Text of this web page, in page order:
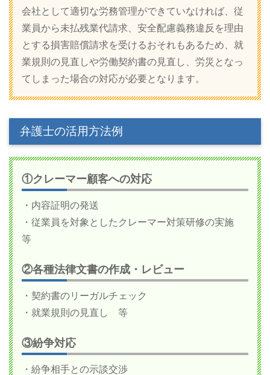
会社として適切な労務管理ができていなければ、従
業員から未払残業代請求、安全配慮義務違反を理由
とする損害賠償請求を受けるおそれもあるため、就
業規則の見直しや労働契約書の見直し、労災となっ
てしまった場合の対応が必要となります。
弁護士の活用方法例
①クレーマー顧客への対応
・内容証明の発送
・従業員を対象としたクレーマー対策研修の実施
等
②各種法律文書の作成・レビュー
・契約書のリーガルチェック
・就業規則の見直し 等
③紛争対応
・紛争相手との示談交渉